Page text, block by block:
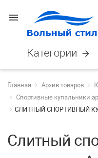
menu
Категории arrow_forward
Главная Архив товаров
Спортивные купальники
СЛИТНЫЙ СПОРТИВНЫЙ
Слитный